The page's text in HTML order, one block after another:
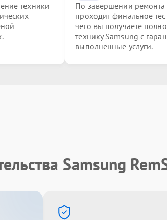
техники
По завершении ремонта
проходит финальное
чего вы получаете
технику Samsung с
выполненные услуги.
Samsung